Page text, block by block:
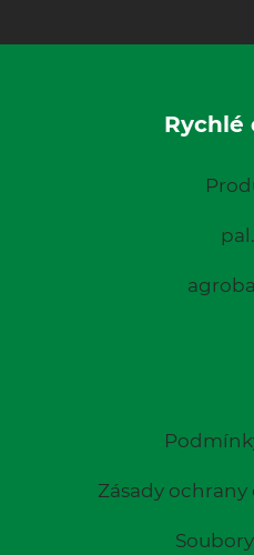
Rychlé
Zásady